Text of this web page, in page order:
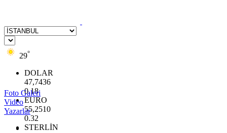
29°
DOLAR
47,7436
0.18
EURO
55,2510
0.32
STERLİN
Foto Galeri
Video
Yazarlar